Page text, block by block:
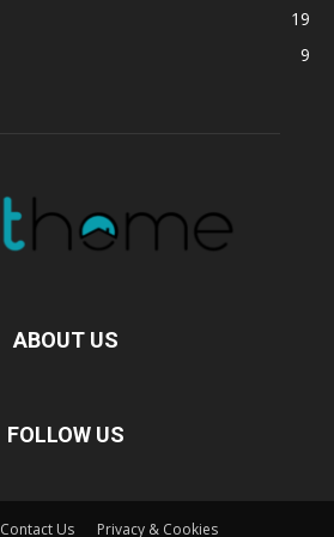
19
9
ABOUT US
FOLLOW US
Contact Us Privacy & Cookies